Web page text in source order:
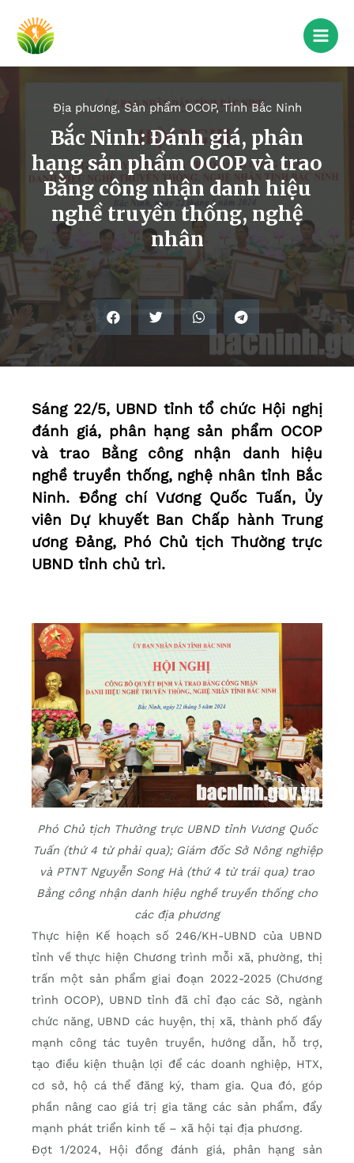
Địa phương, Sản phẩm OCOP,Tỉnh Bắc Ninh
Bắc Ninh: Đánh giá, phân
hạng sản phẩm OCOP và trao
Bằng công nhận danh hiệu
nghề truyền thống, nghệ
nhân
Sáng 22/5, UBND tỉnh tổ chức Hội nghị
đánh giá, phân hạng sản phẩm OCOP
và trao Bằng công nhận danh hiệu
nghề truyền thống, nghệ nhân tỉnh Bắc
Ninh. Đồng chí Vương Quốc Tuấn, Ủy
viên Dự khuyết Ban Chấp hành Trung
ương Đảng, Phó Chủ tịch Thường trực
UBND tỉnh chủ trì.
Phó Chủ tịch Thường trực UBND tỉnh Vương Quốc
Tuấn (thứ 4 từ phải qua); Giám đốc Sở Nông nghiệp
và PTNT Nguyễn Song Hà (thứ 4 từ trái qua) trao
Bằng công nhận danh hiệu nghề truyền thống cho
các địa phương
Thực hiện Kế hoạch số 246/KH-UBND của UBND
tỉnh về thực hiện Chương trình mỗi xã, phường, thị
trấn một sản phẩm giai đoạn 2022-2025 (Chương
trình OCOP), UBND tỉnh đã chỉ đạo các Sở, ngành
chức năng, UBND các huyện, thị xã, thành phố đẩy
mạnh công tác tuyên truyền, hướng dẫn, hỗ trợ,
tạo điều kiện thuận lợi để các doanh nghiệp, HTX,
cơ sở, hộ cá thể đăng ký, tham gia. Qua đó, góp
phần nâng cao giá trị gia tăng các sản phẩm, đẩy
mạnh phát triển kinh tế – xã hội tại địa phương.
Đợt 1/2024, Hội đồng đánh giá, phân hạng sản